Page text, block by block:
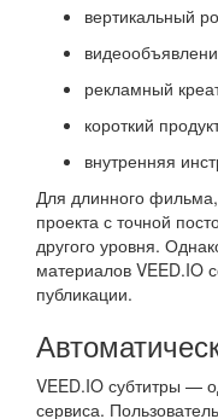
вертикальный
рекламный
короткий
внутренняя
Для длинного
проекта с точной
другого уровня.
материалов VEED.IO
публикации.
VEED.IO субтитры —
сервиса.